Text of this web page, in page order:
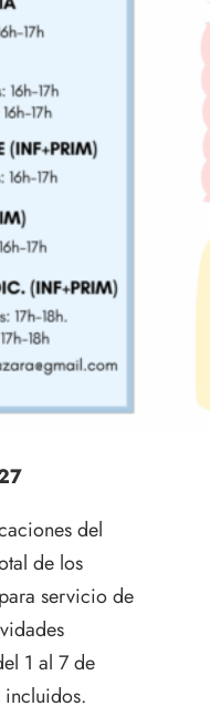
del
de los
servicio de
1 al 7 de